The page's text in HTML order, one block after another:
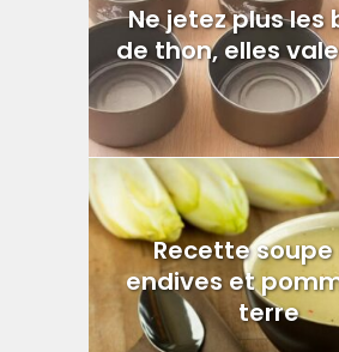
Ne jetez plus les
de thon, elles
Recette soupe
endives et
terre